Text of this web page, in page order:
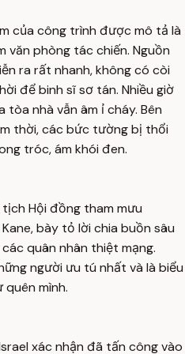
của công trình được mô tả là
văn phòng tác chiến. Nguồn
ra rất nhanh, không có còi
để binh sĩ sơ tán. Nhiều giờ
tòa nhà vẫn âm ỉ cháy. Bên
thời, các bức tường bị thổi
tróc, ám khói đen.
Hội đồng tham mưu
bày tỏ lời chia buồn sâu
quân nhân thiệt mạng.
người ưu tú nhất và là biểu
mình.
xác nhận đã tấn công vào